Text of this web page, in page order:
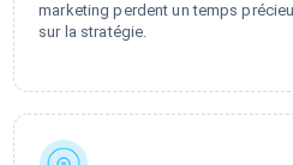
marketing perdent un temps
sur la stratégie.